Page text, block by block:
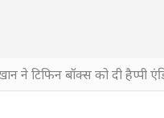
ने टिफिन बॉक्स को दी हैप्पी